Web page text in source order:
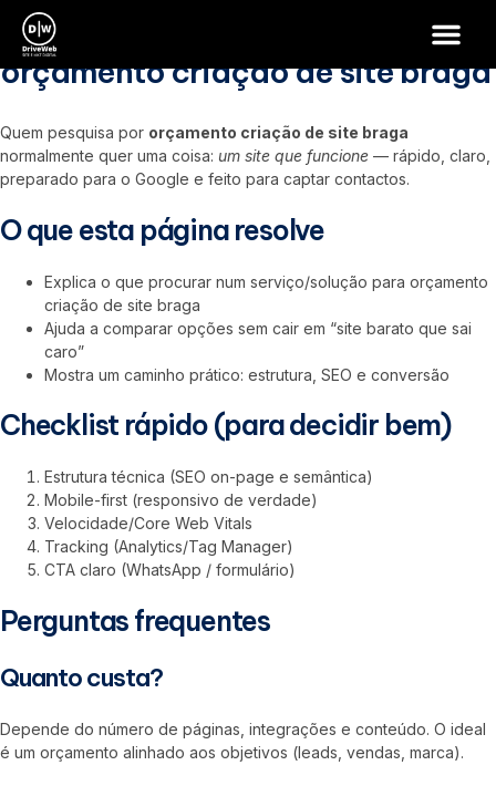
orçamento criação de site braga
Quem pesquisa por orçamento criação de site braga
normalmente quer uma coisa: um site que funcione — rápido, claro,
preparado para o Google e feito para captar contactos.
O que esta página resolve
Explica o que procurar num serviço/solução para orçamento
criação de site braga
Ajuda a comparar opções sem cair em “site barato que sai
caro”
Mostra um caminho prático: estrutura, SEO e conversão
Checklist rápido (para decidir bem)
Estrutura técnica (SEO on-page e semântica)
Mobile-first (responsivo de verdade)
Velocidade/Core Web Vitals
Tracking (Analytics/Tag Manager)
CTA claro (WhatsApp / formulário)
Perguntas frequentes
Quanto custa?
Depende do número de páginas, integrações e conteúdo. O ideal
é um orçamento alinhado aos objetivos (leads, vendas, marca).